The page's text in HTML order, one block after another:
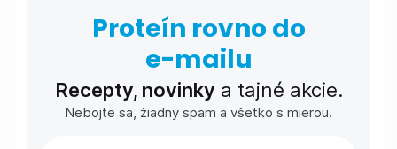
Proteín rovno do
e-⁠mailu
Recepty, novinky a tajné akcie.
Nebojte sa, žiadny spam a všetko s mierou.